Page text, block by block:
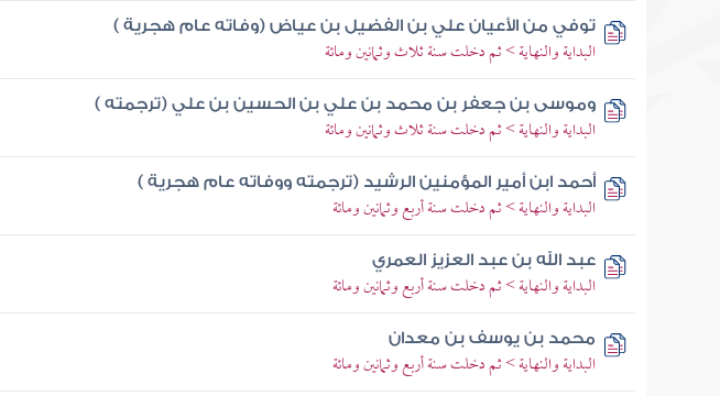
توفي من الأعيان علي بن الفضيل بن عياض (وفاته عام هجرية )
البداية والنهاية > ثم دخلت سنة ثلاث وثمانين ومائة
وموسى بن جعفر بن محمد بن علي بن الحسين بن علي (ترجمته )
البداية والنهاية > ثم دخلت سنة ثلاث وثمانين ومائة
أحمد ابن أمير المؤمنين الرشيد (ترجمته ووفاته عام هجرية )
البداية والنهاية > ثم دخلت سنة أربع وثمانين ومائة
عبد الله بن عبد العزيز العمري
البداية والنهاية > ثم دخلت سنة أربع وثمانين ومائة
محمد بن يوسف بن معدان
البداية والنهاية > ثم دخلت سنة أربع وثمانين ومائة